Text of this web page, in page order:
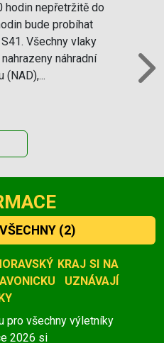
hodin nepřetržitě do
bude probíhat
Všechny vlaky
náhradní
(NAD),...
(2)
KRAJ SI NA
UZNÁVAJÍ
pro všechny výletníky
2026 si